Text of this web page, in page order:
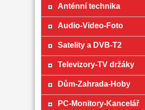
Anténní technika
Audio-Video-Foto
Satelity a DVB-T2
Televizory-TV držáky
Dům-Zahrada-Hoby
PC-Monitory-Kancelář